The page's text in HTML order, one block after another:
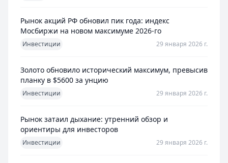
Рынок акций РФ обновил пик года: индекс
Мосбиржи на новом максимуме 2026-го
Инвестиции 29 января 2026 г.
Золото обновило исторический максимум, превысив
планку в $5600 за унцию
Инвестиции 29 января 2026 г.
Рынок затаил дыхание: утренний обзор и
ориентиры для инвесторов
Инвестиции 29 января 2026 г.